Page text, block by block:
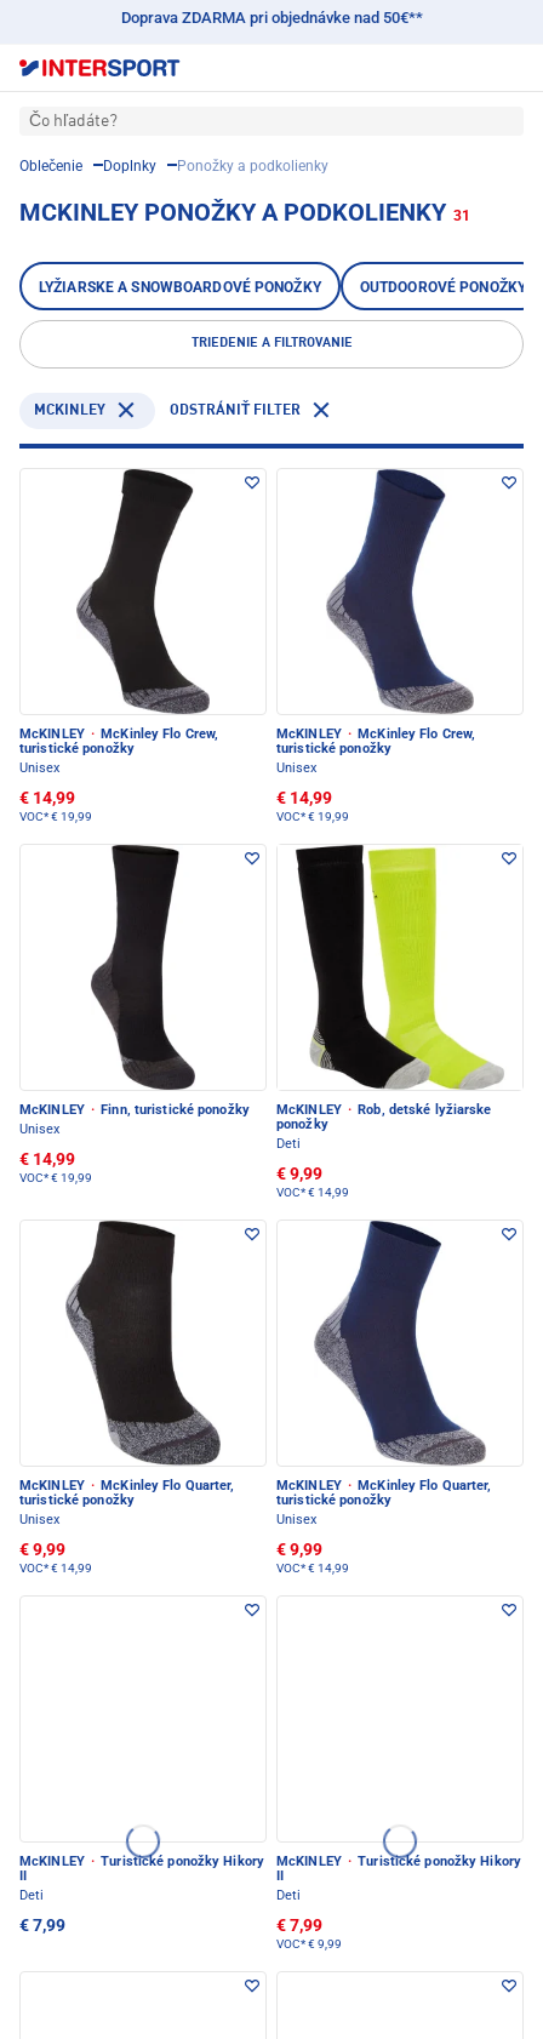
Doprava ZDARMA pri objednávke nad 50€**
Čo hľadáte?
Oblečenie Doplnky Ponožky a podkolienky
MCKINLEY PONOŽKY A PODKOLIENKY 31
LYŽIARSKE A SNOWBOARDOVÉ PONOŽKY OUTDOOROVÉ PONOŽKY
TRIEDENIE A FILTROVANIE
MCKINLEY ODSTRÁNIŤ FILTER
McKINLEY · McKinley Flo Crew,
turistické ponožky
Unisex
€ 14,99
VOC*€ 19,99
McKINLEY · McKinley Flo Crew,
turistické ponožky
Unisex
€ 14,99
VOC*€ 19,99
McKINLEY · Finn, turistické ponožky
Unisex
€ 14,99
VOC*€ 19,99
McKINLEY · Rob, detské lyžiarske
ponožky
Deti
€ 9,99
VOC*€ 14,99
McKINLEY · McKinley Flo Quarter,
turistické ponožky
Unisex
€ 9,99
VOC*€ 14,99
McKINLEY · McKinley Flo Quarter,
turistické ponožky
Unisex
€ 9,99
VOC*€ 14,99
McKINLEY · Turistické ponožky Hikory
II
Deti
€ 7,99
McKINLEY · Turistické ponožky Hikory
II
Deti
€ 7,99
VOC*€ 9,99